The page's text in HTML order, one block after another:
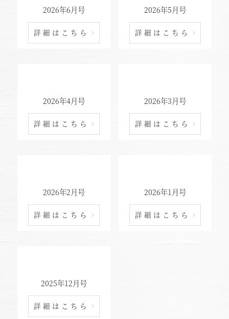
東北・北関東エリア
2026年6月号
詳細はこちら
2026年5月号
詳細はこちら
2026年4月号
詳細はこちら
2026年3月号
詳細はこちら
2026年2月号
詳細はこちら
2026年1月号
詳細はこちら
2025年12月号
詳細はこちら